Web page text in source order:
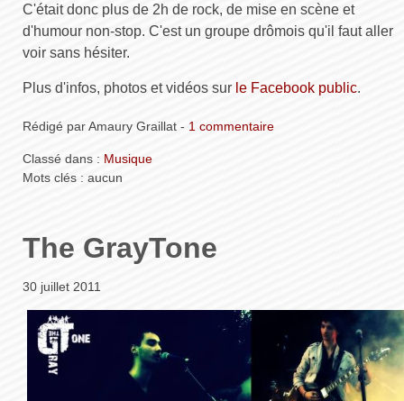
C'était donc plus de 2h de rock, de mise en scène et
d'humour non-stop. C'est un groupe drômois qu'il faut aller
voir sans hésiter.
Plus d'infos, photos et vidéos sur le Facebook public.
Rédigé par Amaury Graillat - 1 commentaire
Classé dans : Musique
Mots clés : aucun
The GrayTone
30 juillet 2011